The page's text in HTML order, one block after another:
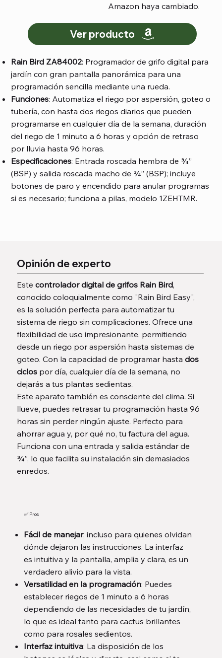
Amazon haya cambiado.
Ver producto
Rain Bird ZA84002: Programador de grifo digital para
jardín con gran pantalla panorámica para una
programación sencilla mediante una rueda.
Funciones: Automatiza el riego por aspersión, goteo o
tubería, con hasta dos riegos diarios que pueden
programarse en cualquier día de la semana, duración
del riego de 1 minuto a 6 horas y opción de retraso
por lluvia hasta 96 horas.
Especificaciones: Entrada roscada hembra de ¾”
(BSP) y salida roscada macho de ¾” (BSP); incluye
botones de paro y encendido para anular programas
si es necesario; funciona a pilas, modelo 1ZEHTMR.
Opinión de experto
Este controlador digital de grifos Rain Bird,
conocido coloquialmente como "Rain Bird Easy",
es la solución perfecta para automatizar tu
sistema de riego sin complicaciones. Ofrece una
flexibilidad de uso impresionante, permitiendo
desde un riego por aspersión hasta sistemas de
goteo. Con la capacidad de programar hasta dos
ciclospor día, cualquier día de la semana, no
dejarás a tus plantas sedientas.
Este aparato también es consciente del clima. Si
llueve, puedes retrasar tu programación hasta 96
horas sin perder ningún ajuste. Perfecto para
ahorrar agua y, por qué no, tu factura del agua.
Funciona con una entrada y salida estándar de
¾”, lo que facilita su instalación sin demasiados
enredos.
✅ Pros
Fácil de manejar, incluso para quienes olvidan
dónde dejaron las instrucciones. La interfaz
es intuitiva y la pantalla, amplia y clara, es un
verdadero alivio para la vista.
Versatilidad en la programación: Puedes
establecer riegos de 1 minuto a 6 horas
dependiendo de las necesidades de tu jardín,
lo que es ideal tanto para cactus brillantes
como para rosales sedientos.
Interfaz intuitiva: La disposición de los